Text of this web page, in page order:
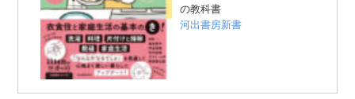
の教科書
河出書房新書